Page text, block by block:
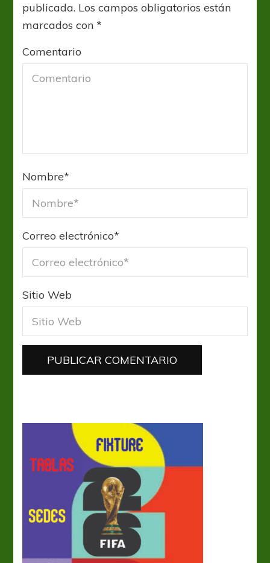
publicada. Los campos obligatorios están
marcados con*
Comentario
Nombre*
Correo electrónico*
Sitio Web